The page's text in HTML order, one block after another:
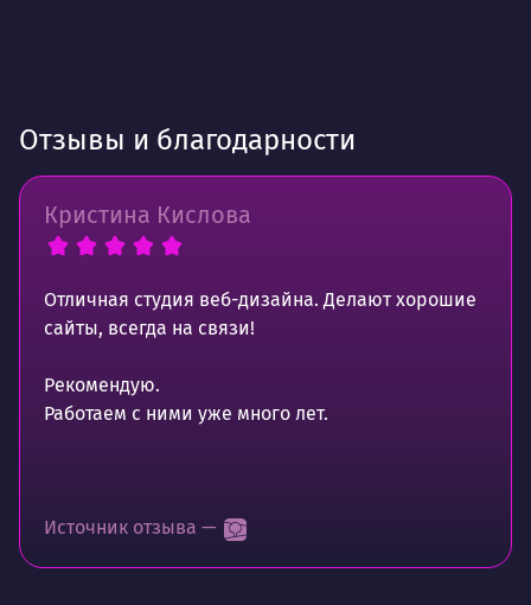
Отзывы и благодарности
Кристина Кислова
Отличная студия веб-дизайна. Делают хорошие
сайты, всегда на связи!
Рекомендую.
Работаем с ними уже много лет.
Источник отзыва —